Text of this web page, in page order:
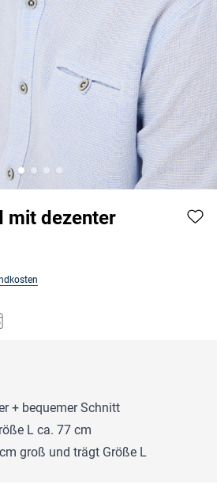
mit dezenter
+ bequemer Schnitt
L ca. 77 cm
groß und trägt Größe L